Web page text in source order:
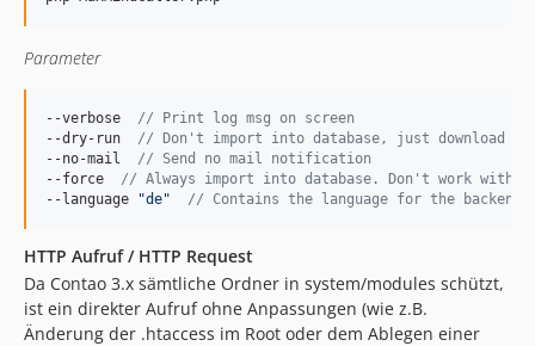
Parameter
--verbose // Print log msg on screen
--dry-run // Don't import into database, just download
--no-mail // Send no mail notification
--force // Always import into database. Don't work with
--language
"de" // Contains the language for the backend.
HTTP Aufruf / HTTP Request
Da Contao 3.x sämtliche Ordner in system/modules schützt,
ist ein direkter Aufruf ohne Anpassungen (wie z.B.
Änderung der .htaccess im Root oder dem Ablegen einer